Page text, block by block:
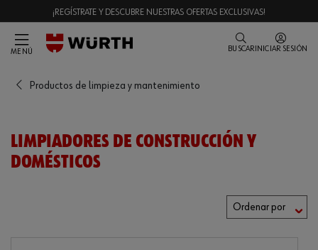
¡REGÍSTRATE Y DESCUBRE NUESTRAS OFERTAS EXCLUSIVAS!
MENÚ BUSCAR INICIAR SESIÓN
Productos de limpieza y mantenimiento
LIMPIADORES DE CONSTRUCCIÓN Y
DOMÉSTICOS